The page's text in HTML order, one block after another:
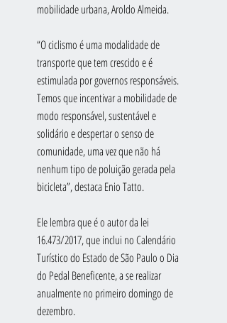
mobilidade urbana, Aroldo Almeida.
“O ciclismo é uma modalidade de
transporte que tem crescido e é
estimulada por governos responsáveis.
Temos que incentivar a mobilidade de
modo responsável, sustentável e
solidário e despertar o senso de
comunidade, uma vez que não há
nenhum tipo de poluição gerada pela
bicicleta”, destaca Enio Tatto.
Ele lembra que é o autor da lei
16.473/2017, que inclui no Calendário
Turístico do Estado de São Paulo o Dia
do Pedal Beneficente, a se realizar
anualmente no primeiro domingo de
dezembro.